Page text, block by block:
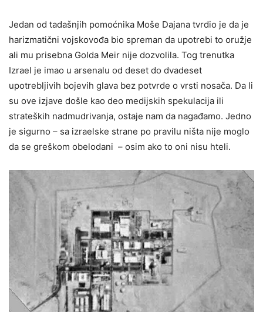
Jedan od tadašnjih pomoćnika Moše Dajana tvrdio je da je
harizmatični vojskovođa bio spreman da upotrebi to oružje
ali mu prisebna Golda Meir nije dozvolila. Tog trenutka
Izrael je imao u arsenalu od deset do dvadeset
upotrebljivih bojevih glava bez potvrde o vrsti nosača. Da li
su ove izjave došle kao deo medijskih spekulacija ili
strateških nadmudrivanja, ostaje nam da nagađamo. Jedno
je sigurno – sa izraelske strane po pravilu ništa nije moglo
da se greškom obelodani – osim ako to oni nisu hteli.